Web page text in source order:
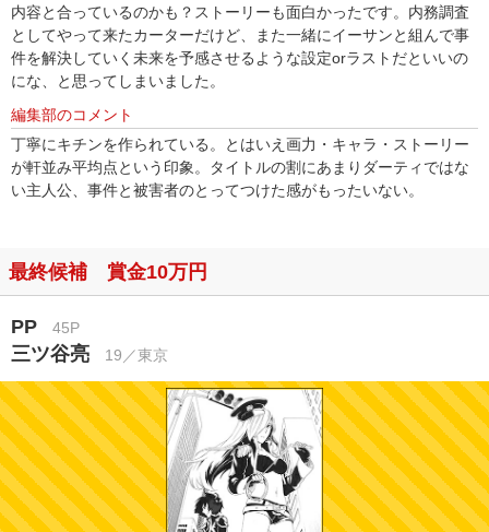
内容と合っているのかも？ストーリーも面白かったです。内務調査
としてやって来たカーターだけど、また一緒にイーサンと組んで事
件を解決していく未来を予感させるような設定orラストだといいの
にな、と思ってしまいました。
編集部のコメント
丁寧にキチンを作られている。とはいえ画力・キャラ・ストーリー
が軒並み平均点という印象。タイトルの割にあまりダーティではな
い主人公、事件と被害者のとってつけた感がもったいない。
最終候補 賞金10万円
PP 45P
三ツ谷亮 19／東京